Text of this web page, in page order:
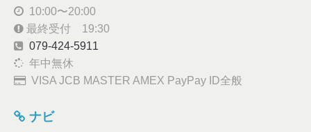
10:00〜20:00
最終受付 19:30
079-424-5911
年中無休
VISA JCB MASTER AMEX PayPay ID全般
ナビ